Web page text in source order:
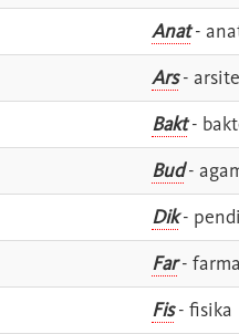
Anat-
Ars-
Bakt-
Bud-
Dik-
Far-
Fis- fisika